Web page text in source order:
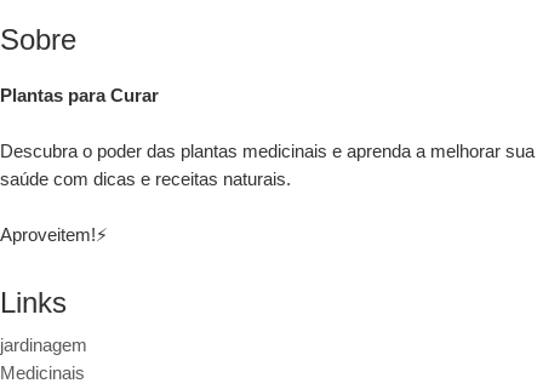
Sobre
Plantas para Curar
Descubra o poder das plantas medicinais e aprenda a melhorar sua
saúde com dicas e receitas naturais.
Aproveitem!⚡
Links
jardinagem
Medicinais